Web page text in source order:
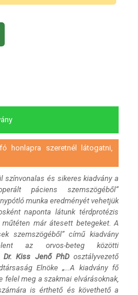
honlapra szeretnél látogatni,
színvonalas és sikeres kiadvány a
páciens szemszögéből”
munka eredményét vehetjük
naponta látunk térdprotézis
már átesett betegeket. A
szemszögéből” című kiadvány
az orvos-beteg közötti
Dr. Kiss Jenő PhD osztályvezető
Elnöke„…A kiadvány fő
felel meg a szakmai elvárásoknak,
is érthető és követhető a